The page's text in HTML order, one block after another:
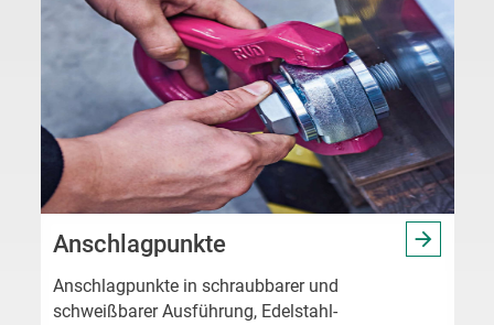
Anschlagpunkte
Anschlagpunkte in schraubbarer und
schweißbarer Ausführung, Edelstahl-